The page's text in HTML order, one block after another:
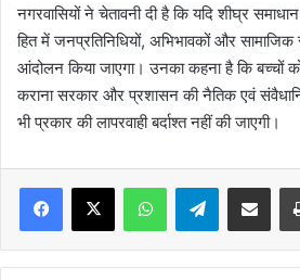
नगरवासियों ने चेतावनी दी है कि यदि शीघ्र समाधान
हित में जनप्रतिनिधियों, अभिभावकों और
आंदोलन किया जाएगा। उनका कहना है कि बच्चों
कराना सरकार और प्रशासन की नैतिक एवं
भी प्रकार की लापरवाही बर्दाश्त नहीं की जाएगी।
Telegram